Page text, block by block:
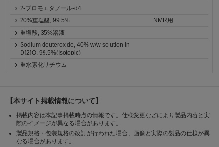
2-ブロモエタノール-d4
20%重塩酸, 99.5%
NMR用
重塩酸, 35%溶液
Sodium deuteroxide, 40% w/w solution in
D{2}O, 99.5%(Isotopic)
重水素化リチウム
【本サイト掲載情報について】
掲載内容は本記事掲載時点の情報です。仕様変更などにより製品内容と実
際のイメージが異なる場合があります。
製品規格・包装規格の改訂が行われた場合、画像と実際の製品の仕様が異
なる場合があります。